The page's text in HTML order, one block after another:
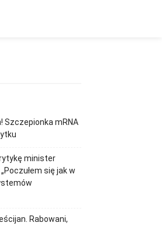
Szczepionka mRNA
minister
się jak w
Rabowani,